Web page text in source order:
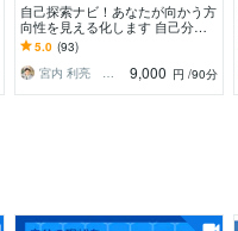
自己探索ナビ！あなたが向かう方
向性を見える化します 自己分析
～転職・独立の前に自分の思考と
反応の性質を確かめよう
5.0 (93)
宮内 利亮 キャリアコンサルタント
9,000 円 /90分